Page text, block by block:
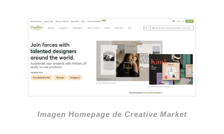
Imagen Homepage de Creative Market